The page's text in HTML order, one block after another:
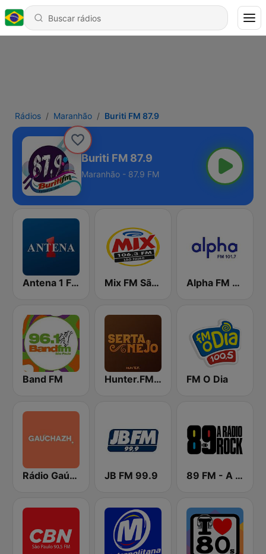
Rádios Maranhão Buriti FM 87.9
Buriti FM 87.9
Maranhão - 87.9 FM
Antena 1 FM Mix FM São Paulo Alpha FM 101.7
Band FM Hunter.FM - Sertanejo FM O Dia
Rádio Gaúcha ZH JB FM 99.9 89 FM - A Rádio Rock